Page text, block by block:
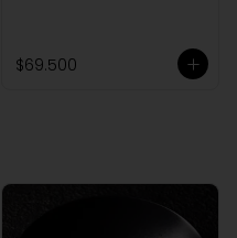
$69.500